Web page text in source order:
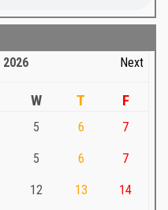
2026 Next
W T F
5 6 7
5 6 7
12 13 14